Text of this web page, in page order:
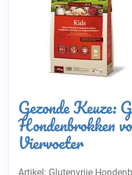
Gezonde Keuze:
Hondenbrokken
Viervoeter
Artikel: Glutenvrije